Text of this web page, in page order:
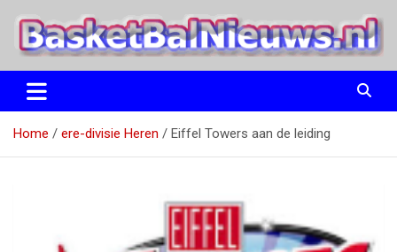
naar
BasketBalNieuws.nl
Etten
Home ere-divisie Heren Eiffel Towers aan de leiding